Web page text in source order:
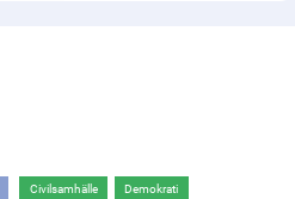
Civilsamhälle Demokrati